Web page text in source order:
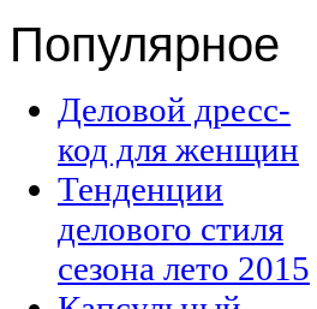
Популярное
Деловой дресс-
код для женщин
Тенденции
делового стиля
сезона лето 2015